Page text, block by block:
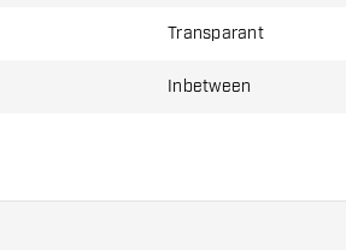
Transparant
Inbetween